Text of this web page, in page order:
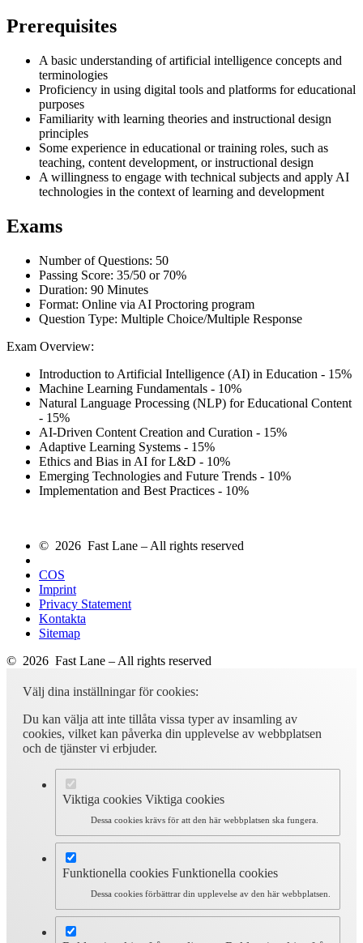
Prerequisites
A basic understanding of artificial intelligence concepts and
terminologies
Proficiency in using digital tools and platforms for educational
purposes
Familiarity with learning theories and instructional design
principles
Some experience in educational or training roles, such as
teaching, content development, or instructional design
A willingness to engage with technical subjects and apply AI
technologies in the context of learning and development
Exams
Number of Questions: 50
Passing Score: 35/50 or 70%
Duration: 90 Minutes
Format: Online via AI Proctoring program
Question Type: Multiple Choice/Multiple Response
Exam Overview:
Introduction to Artificial Intelligence (AI) in Education - 15%
Machine Learning Fundamentals - 10%
Natural Language Processing (NLP) for Educational Content
- 15%
AI-Driven Content Creation and Curation - 15%
Adaptive Learning Systems - 15%
Ethics and Bias in AI for L&D - 10%
Emerging Technologies and Future Trends - 10%
Implementation and Best Practices - 10%
© 2026 Fast Lane – All rights reserved
COS
Imprint
Privacy Statement
Kontakta
Sitemap
© 2026 Fast Lane – All rights reserved
Välj dina inställningar för cookies:
Du kan välja att inte tillåta vissa typer av insamling av
cookies, vilket kan påverka din upplevelse av webbplatsen
och de tjänster vi erbjuder.
Viktiga cookies Viktiga cookies
Dessa cookies krävs för att den här webbplatsen ska fungera.
Funktionella cookies Funktionella cookies
Dessa cookies förbättrar din upplevelse av den här webbplatsen.